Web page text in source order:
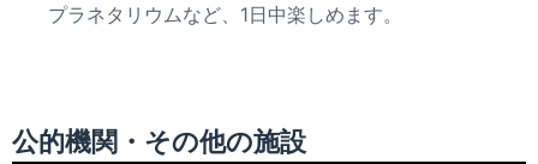
プラネタリウムなど、1日中楽しめます。
公的機関・その他の施設